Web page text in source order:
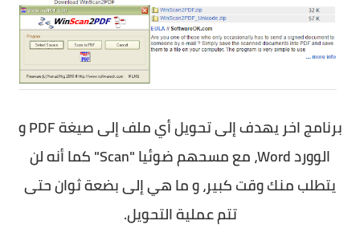
برنامج اخر يهدف إلى تحويل أي ملف إلى صيغة PDF و
الوورد Word، مع مسحهم ضوئيا "Scan" كما أنه لن
يتطلب منك وقت كبير، و ما هي إلى بضعة ثوان حتى
تتم عملية التحويل.